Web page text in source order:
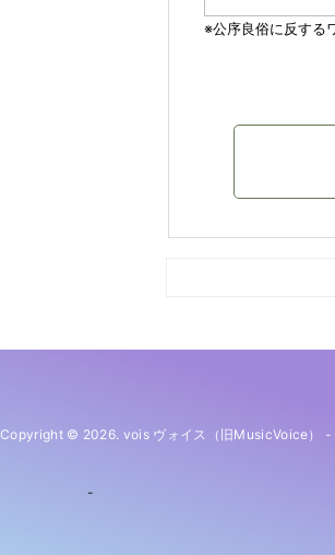
Copyright © 2026. vois ヴォイス（旧MusicVoice） -
-